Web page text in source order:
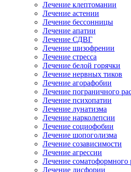
Лечение клептомании
Лечение астении
Лечение бессонницы
Лечение апатии
Лечение СДВГ
Лечение шизофрении
Лечение стресса
Лечение белой горячки
Лечение нервных тиков
Лечение агорафобии
Лечение пограничного
Лечение психопатии
Лечение лунатизма
Лечение нарколепсии
Лечение социофобии
Лечение шопоголизма
Лечение созависимости
Лечение агрессии
Лечение соматоформного
Лечение дисфории